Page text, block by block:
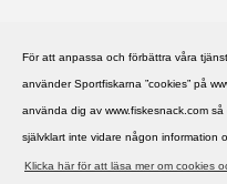
För att anpassa och förbättra våra
använder Sportfiskarna ”cookies” på
använda dig av www.fiskesnack.com
självklart inte vidare någon information
Klicka här för att läsa mer om cookies